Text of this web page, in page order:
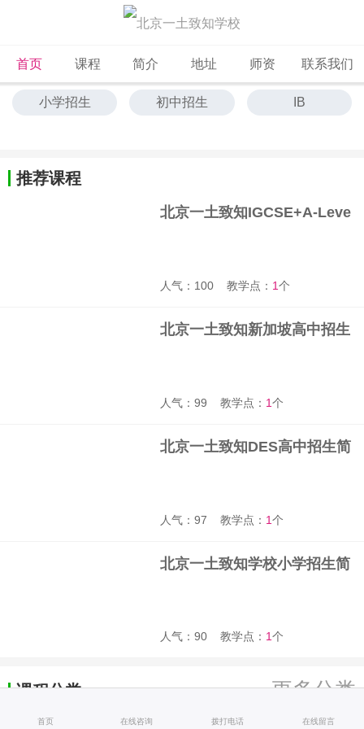
首页 课程 简介 地址 师资 联系我们
小学招生 初中招生 IB
DSE
推荐课程
北京一土致知IGCSE+A-Leve
人气：100 教学点： 1个
北京一土致知新加坡高中招生
人气：99 教学点： 1个
北京一土致知DES高中招生简
人气：97 教学点： 1个
北京一土致知学校小学招生简
人气：90 教学点： 1个
课程分类 更多分类
首页 在线咨询 拨打电话 在线留言